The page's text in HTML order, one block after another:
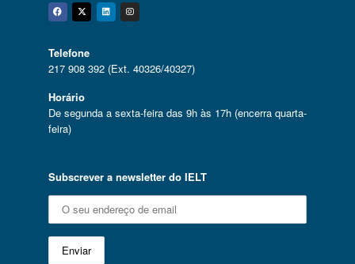
Facebook
Twitter
Linkedin
Instagram
Telefone
217 908 392 (Ext. 40326/40327)
Horário
De segunda a sexta-feira das 9h às 17h (encerra quarta-
feira)
Subscrever a newsletter do IELT